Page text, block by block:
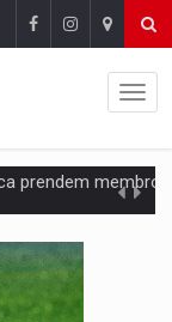
a APAE para ampliar ações
a drones durante
Em Itapuã do Oeste, CINEMAZÔNIA leva cinema